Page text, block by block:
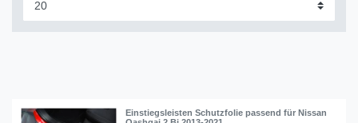
Einstiegsleisten Schutzfolie passend für Nissan